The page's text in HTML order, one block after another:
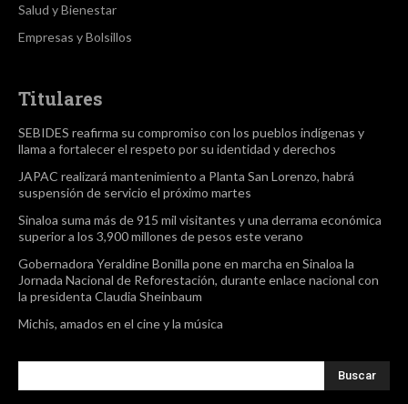
Salud y Bienestar
Empresas y Bolsillos
Titulares
SEBIDES reafirma su compromiso con los pueblos indígenas y
llama a fortalecer el respeto por su identidad y derechos
JAPAC realizará mantenimiento a Planta San Lorenzo, habrá
suspensión de servicio el próximo martes
Sinaloa suma más de 915 mil visitantes y una derrama económica
superior a los 3,900 millones de pesos este verano
Gobernadora Yeraldine Bonilla pone en marcha en Sinaloa la
Jornada Nacional de Reforestación, durante enlace nacional con
la presidenta Claudia Sheinbaum
Michis, amados en el cine y la música
Buscar